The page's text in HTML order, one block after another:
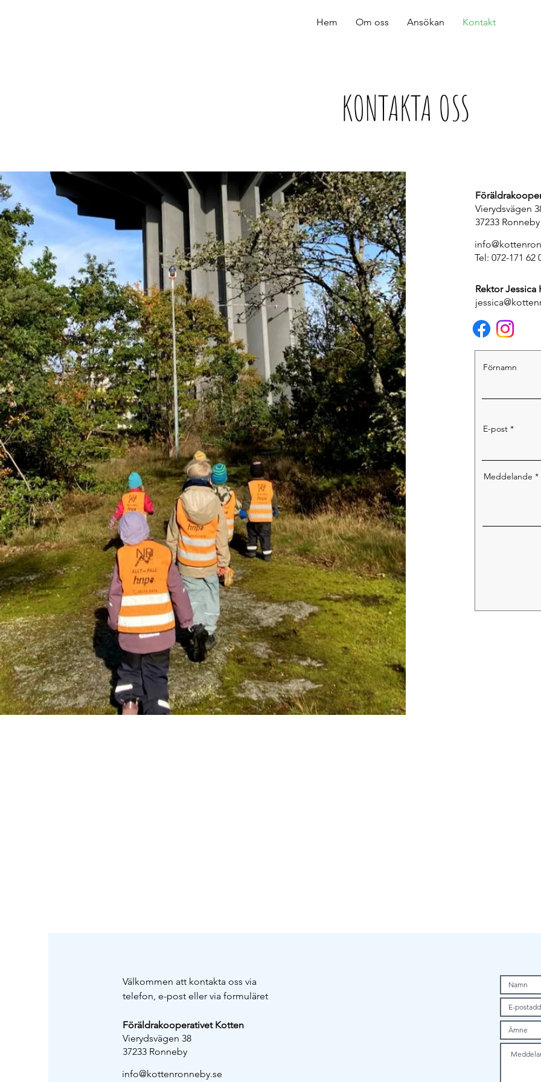
Hem Om oss Ansökan Kontakt
KONTAKTA OSS
Vierydsvägen
37233 Ronneby
Tel: 072-171 62
Rektor Jessica
Förnamn
E-post
Meddelande
Välkommen att kontakta oss via
telefon, e-post eller via formuläret
Föräldrakooperativet Kotten
Vierydsvägen 38
37233 Ronneby
info@kottenronneby.se